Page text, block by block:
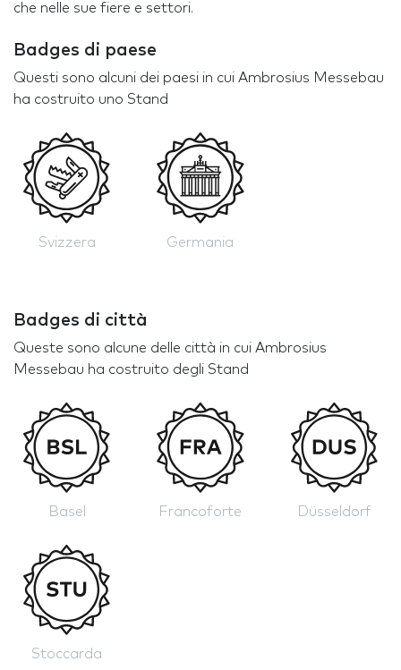
che nelle sue fiere e settori.
Badges di paese
Questi sono alcuni dei paesi in cui Ambrosius Messebau
ha costruito uno Stand
Svizzera Germania
Badges di città
Queste sono alcune delle città in cui Ambrosius
Messebau ha costruito degli Stand
Basel Francoforte Düsseldorf
Stoccarda